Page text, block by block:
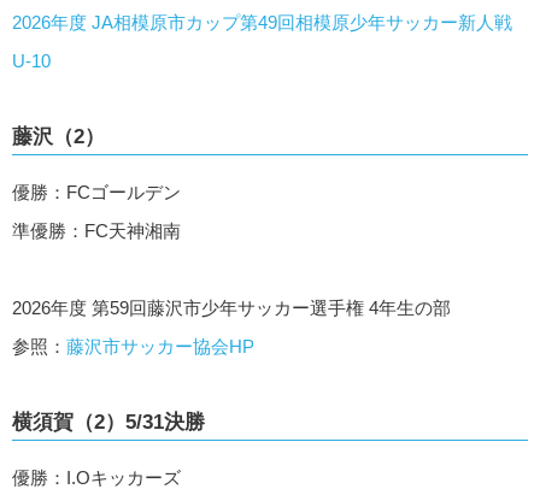
2026年度 JA相模原市カップ第49回相模原少年サッカー新人戦
U-10
藤沢（2）
優勝：FCゴールデン
準優勝：FC天神湘南
2026年度 第59回藤沢市少年サッカー選手権 4年生の部
参照： 藤沢市サッカー協会HP
横須賀（2）5/31決勝
優勝：I.Oキッカーズ